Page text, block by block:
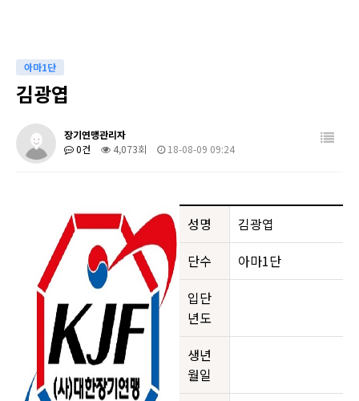
아마1단
김광엽
장기연맹관리자
0건
4,073회 18-08-09 09:24
성명
김광엽
단수
아마1단
입단
년도
생년
월일